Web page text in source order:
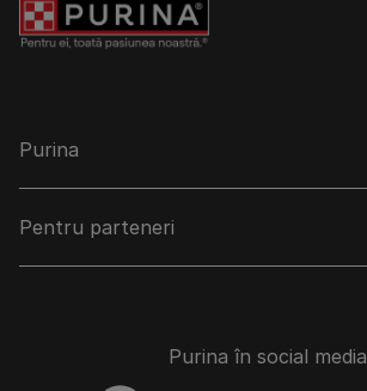
Purina
Pentru parteneri
Purina în social media